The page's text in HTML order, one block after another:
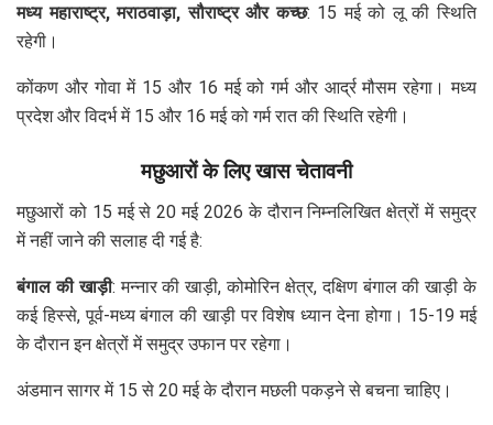
मध्य महाराष्ट्र, मराठवाड़ा, सौराष्ट्र और कच्छ: 15 मई को लू की स्थिति
रहेगी।
कोंकण और गोवा में 15 और 16 मई को गर्म और आर्द्र मौसम रहेगा। मध्य
प्रदेश और विदर्भ में 15 और 16 मई को गर्म रात की स्थिति रहेगी।
मछुआरों के लिए खास चेतावनी
मछुआरों को 15 मई से 20 मई 2026 के दौरान निम्नलिखित क्षेत्रों में समुद्र
में नहीं जाने की सलाह दी गई है:
बंगाल की खाड़ी: मन्नार की खाड़ी, कोमोरिन क्षेत्र, दक्षिण बंगाल की खाड़ी के
कई हिस्से, पूर्व-मध्य बंगाल की खाड़ी पर विशेष ध्यान देना होगा। 15-19 मई
के दौरान इन क्षेत्रों में समुद्र उफान पर रहेगा।
अंडमान सागर में 15 से 20 मई के दौरान मछली पकड़ने से बचना चाहिए।